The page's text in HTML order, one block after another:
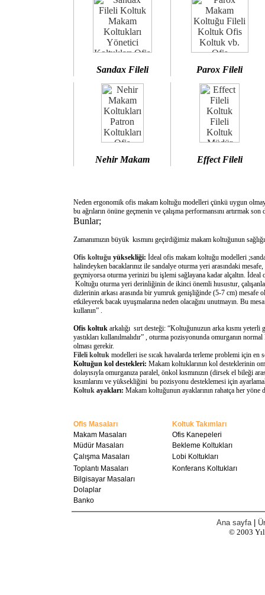
Sandax Fileli Parox Fileli
Nehir Makam Effect Fileli
Neden ergonomik ofis makam koltuğu modelleri çünkü uygun
bu ağrıların önüne geçmenin ve çalışma performansını artırmak
Bunlar;
Zamanımızın büyük kısmını geçirdiğimiz makam koltuğunun
Ofis koltuğu yüksekliği: İdeal ofis makam koltuğu modelleri
halindeyken bacaklarınız ile sandalye oturma yeri arasındaki
geçmiyorsa oturma yerinizi bu işlemi sağlayana kadar alçaltın.
Koltuğu oturma yeri derinliğinin de ikinci önemli husustur,
dizlerinin arkası arasında bir yumruk genişliğinde (5-7 cm) mesafe
etkileyerek bacak uyuşmalarına neden olacağını unutmayın. Bu
kullanın” .
Ofis koltuk arkalığı sırt desteği: “Koltuğunuzun arka kısmı
yastıkları kullanılmalıdır” , oturma pozisyonunda omurganın
olması gerekir.
Fileli koltuk modelleri ise sıcak havalarda terleme problemi için
Koltuğun kol destekleri: Makam koltuklarının kol desteklerinin
dolayısıyla omurganıza paralel, önkol kısmınızın (dirsek el bileği
kısımlarını ve yüksekliğini bu pozisyonu desteklemesi için
Koltuk ayakları: Makam koltuğunun ayaklarının rahatça her
Ofis Masaları
Koltuk Takımları
Makam Masaları
Ofis Kanepeleri
Müdür Masaları
Bekleme Koltukları
Çalışma Masaları
Lobi Koltukları
Toplantı Masaları
Konferans Koltukları
Bilgisayar Masaları
Dolaplar
Banko
Ana sayfa
© 2003